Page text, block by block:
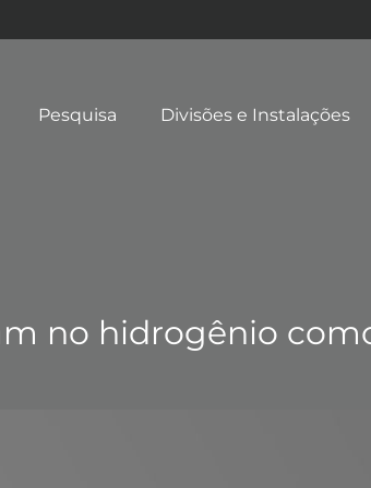
Pesquisa Divisões e Instalações
no hidrogênio